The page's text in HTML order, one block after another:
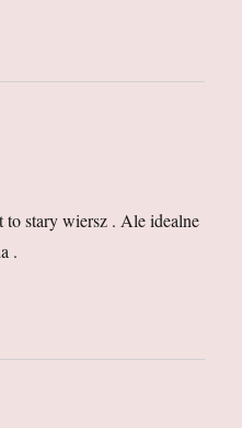
stary wiersz . Ale idealne
.